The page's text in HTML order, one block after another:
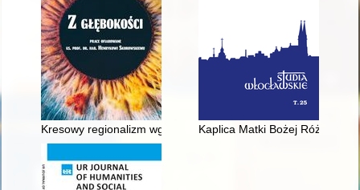
Kresowy regionalizm wg Józefa Białynia Chołodeckiego
Kaplica Matki Bożej